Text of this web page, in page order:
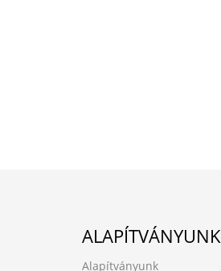
ALAPÍTVÁNYUNK
Alapítványunk